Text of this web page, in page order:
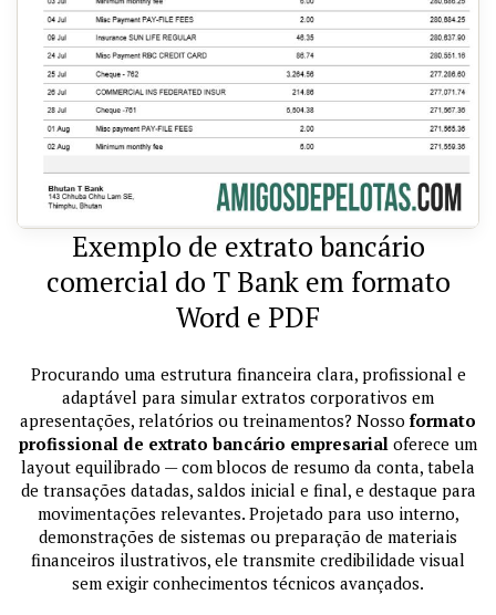
Exemplo de extrato bancário
comercial do T Bank em formato
Word e PDF
Procurando uma estrutura financeira clara, profissional e
adaptável para simular extratos corporativos em
apresentações, relatórios ou treinamentos? Nosso formato
profissional de extrato bancário empresarial oferece um
layout equilibrado — com blocos de resumo da conta, tabela
de transações datadas, saldos inicial e final, e destaque para
movimentações relevantes. Projetado para uso interno,
demonstrações de sistemas ou preparação de materiais
financeiros ilustrativos, ele transmite credibilidade visual
sem exigir conhecimentos técnicos avançados.